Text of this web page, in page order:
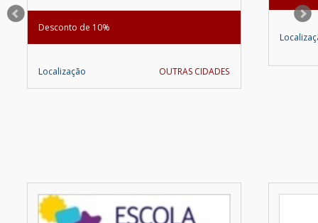
Desconto de 10%
Localização OUTRAS CIDADES